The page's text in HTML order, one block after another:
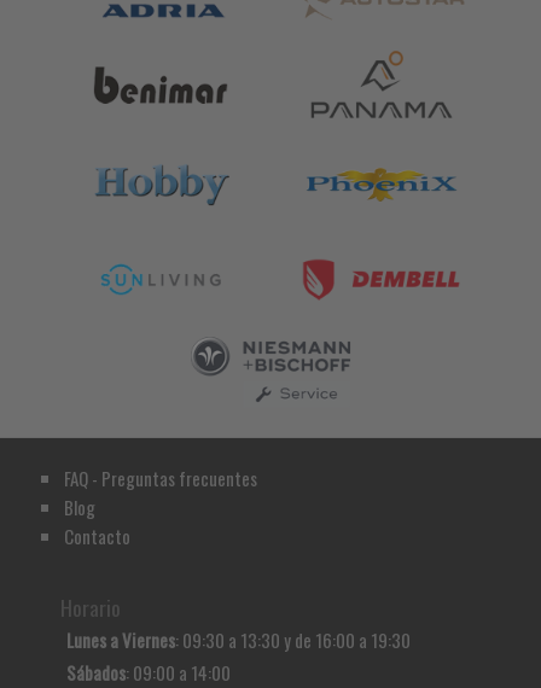
FAQ - Preguntas frecuentes
Blog
Contacto
Horario
Lunes a Viernes: 09:30 a 13:30 y de 16:00 a 19:30
Sábados: 09:00 a 14:00